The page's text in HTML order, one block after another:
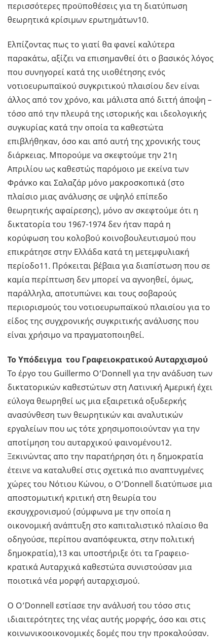
περισσότερες προϋποθέσεις για τη διατύπωση
θεωρητικά κρίσιμων ερωτημάτων10.
Ελπίζοντας πως το γιατί θα φανεί καλύτερα
παρακάτω, αξίζει να επισημανθεί ότι ο βασικός λόγος
που συνηγορεί κατά της υιοθέτησης ενός
νοτιοευρωπαϊκού συγκριτικού πλαισίου δεν είναι
άλλος από τον χρόνο, και μάλιστα από διττή άποψη –
τόσο από την πλευρά της ιστορικής και ιδεολογικής
συγκυρίας κατά την οποία τα καθεστώτα
επιβλήθηκαν, όσο και από αυτή της χρονικής τους
διάρκειας. Μπορούμε να σκεφτούμε την 21η
Απριλίου ως καθεστώς παρόμοιο με εκείνα των
Φράνκο και Σαλαζάρ μόνο μακροσκοπικά (στο
πλαίσιο μιας ανάλυσης σε υψηλό επίπεδο
θεωρητικής αφαίρεσης), μόνο αν σκεφτούμε ότι η
δικτατορία του 1967-1974 δεν ήταν παρά η
κορύφωση του κολοβού κοινοβουλευτισμού που
επικράτησε στην Ελλάδα κατά τη μετεμφυλιακή
περίοδο11. Πρόκειται βέβαια για διαπίστωση που σε
καμία περίπτωση δεν μπορεί να αγνοηθεί, όμως,
παράλληλα, αποτυπώνει και τους σοβαρούς
περιορισμούς του νοτιοευρωπαϊκού πλαισίου για το
είδος της συγχρονικής συγκριτικής ανάλυσης που
είναι χρήσιμο να πραγματοποιηθεί.
Το Υπόδειγμα του Γραφειοκρατικού Αυταρχισμού
Το έργο του Guillermo O’Donnell για την ανάδυση των
δικτατορικών καθεστώτων στη Λατινική Αμερική έχει
εύλογα θεωρηθεί ως μια εξαιρετικά οξυδερκής
ανασύνθεση των θεωρητικών και αναλυτικών
εργαλείων που ως τότε χρησιμοποιούνταν για την
αποτίμηση του αυταρχικού φαινομένου12.
Ξεκινώντας απο την παρατήρηση ότι η δημοκρατία
έτεινε να καταλυθεί στις σχετικά πιο αναπτυγμένες
χώρες του Νότιου Κώνου, ο O’Donnell διατύπωσε μια
αποστομωτική κριτική στη θεωρία του
εκσυγχρονισμού (σύμφωνα με την οποία η
οικονομική ανάπτυξη στο καπιταλιστικό πλαίσιο θα
οδηγούσε, περίπου αναπόφευκτα, στην πολιτική
δημοκρατία),13 και υποστήριξε ότι τα Γραφειο-
κρατικά Αυταρχικά καθεστώτα συνιστούσαν μια
ποιοτικά νέα μορφή αυταρχισμού.
Ο Ο’Donnell εστίασε την ανάλυσή του τόσο στις
ιδιαιτερότητες της νέας αυτής μορφής, όσο και στις
κοινωνικοοικονομικές δομές που την προκαλούσαν.